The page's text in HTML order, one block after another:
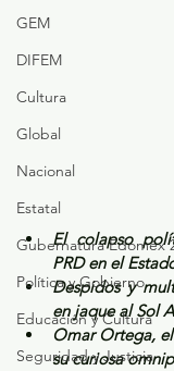
GEM
DIFEM
Cultura
Global
Nacional
Estatal
Gubernatura Edoméx
Política y Gobierno
Educación y Cultura
Seguridad y Justicia
El colapso
PRD en el
Despidos y
en jaque al Sol
Omar Ortega,
su curiosa